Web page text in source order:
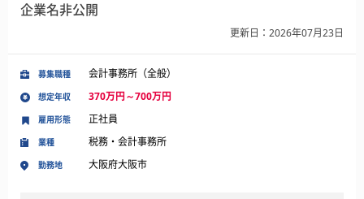
企業名非公開
更新日：2026年07月23日
募集職種 会計事務所（全般）
想定年収 370万円～700万円
業種 税務・会計事務所
勤務地 大阪府大阪市
雇用形態 正社員